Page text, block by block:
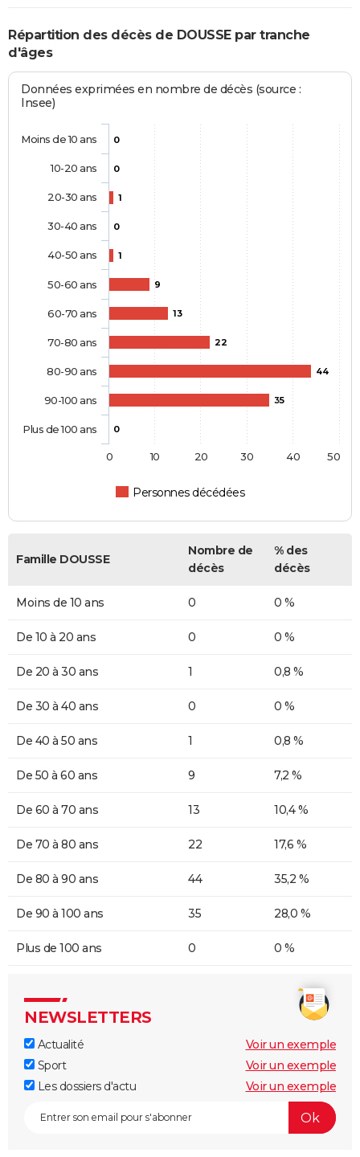
Répartition des décès de DOUSSE par tranche
d'âges
Données exprimées en nombre de décès (source :
Insee)
0
0
1
0
1
9
13
22
44
35
0
Personnes décédées
Moins de 10 ans
10-20 ans
20-30 ans
30-40 ans
40-50 ans
50-60 ans
60-70 ans
70-80 ans
80-90 ans
90-100 ans
Plus de 100 ans
0 10 20 30 40 50
Famille DOUSSE
Nombre de
décès
% des
décès
Moins de 10 ans 0 0 %
De 10 à 20 ans 0 0 %
De 20 à 30 ans 1 0,8 %
De 30 à 40 ans 0 0 %
De 40 à 50 ans 1 0,8 %
De 50 à 60 ans 9 7,2 %
De 60 à 70 ans 13 10,4 %
De 70 à 80 ans 22 17,6 %
De 80 à 90 ans 44 35,2 %
De 90 à 100 ans 35 28,0 %
Plus de 100 ans 0 0 %
NEWSLETTERS
Actualité
Voir un exemple
Sport
Voir un exemple
Les dossiers d'actu
Voir un exemple